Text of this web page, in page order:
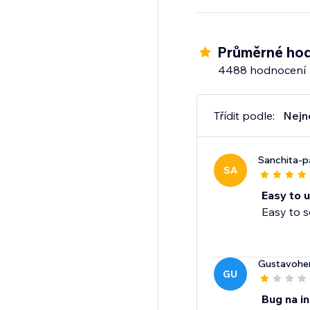
- Rozvíjejte své
- Buďte v kontaktu
košík, nabízejte
Průměrné
4488 hodnocení
Třídit podle:
SA
Sanchita-
Easy to
Easy to
GU
Bug na